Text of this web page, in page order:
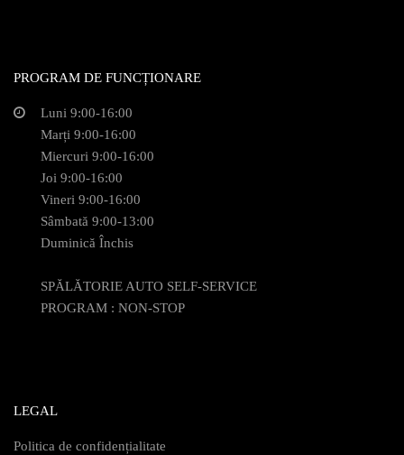
PROGRAM DE FUNCȚIONARE
Luni 9:00-16:00
Marți 9:00-16:00
Miercuri 9:00-16:00
Joi 9:00-16:00
Vineri 9:00-16:00
Sâmbată 9:00-13:00
Duminică Închis
SPĂLĂTORIE AUTO SELF-SERVICE
PROGRAM : NON-STOP
LEGAL
Politica de confidențialitate